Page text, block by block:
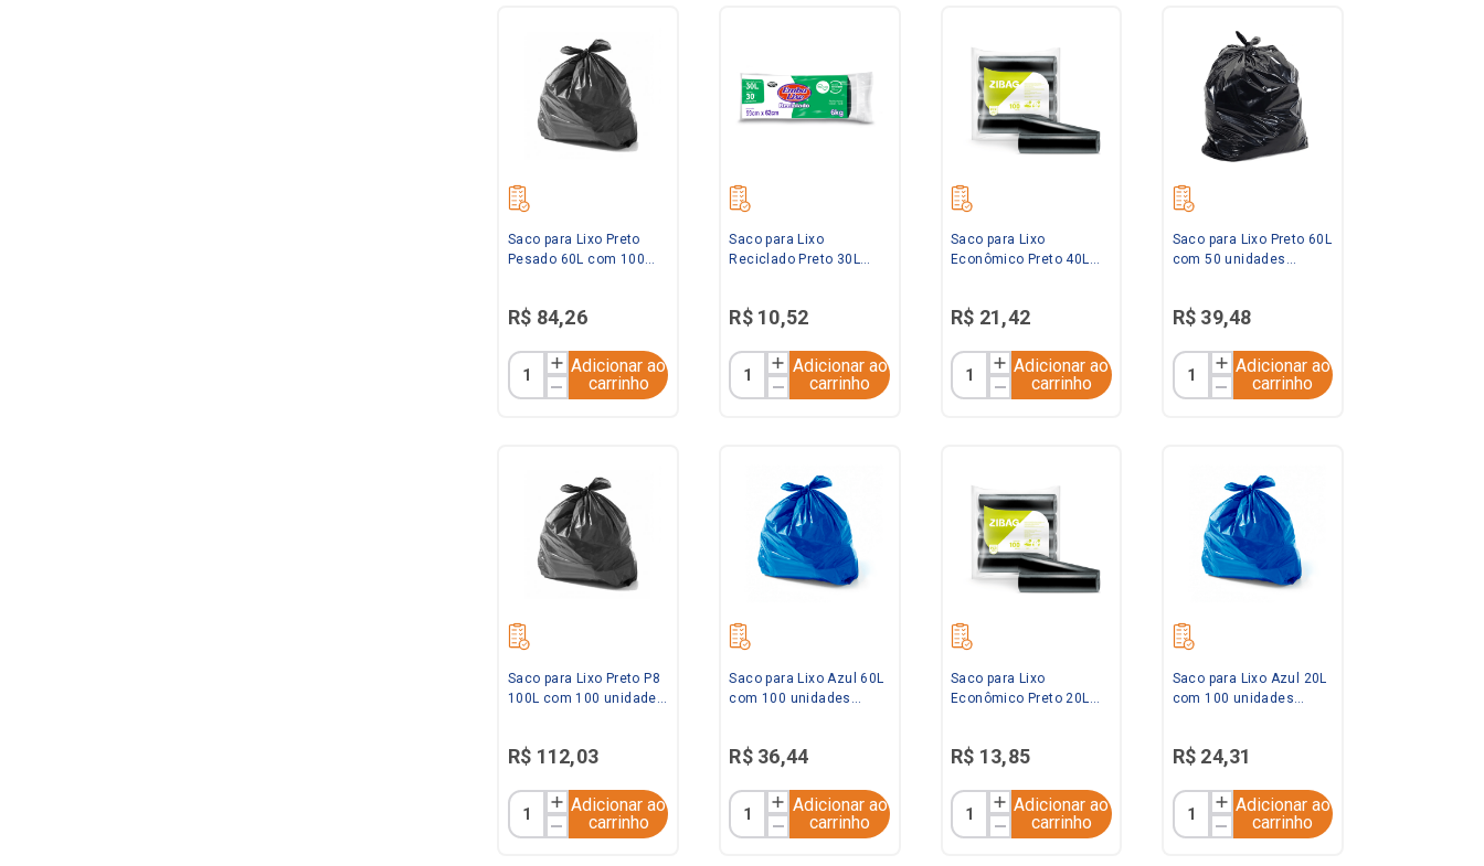
Saco para Lixo Preto
Pesado 60L com 100
R$ 84,26
Adicionar ao
carrinho
Saco para Lixo
Reciclado Preto 30L
R$ 10,52
Adicionar ao
carrinho
Saco para Lixo
Econômico Preto 40L
R$ 21,42
Adicionar ao
carrinho
Saco para Lixo Preto 60L
com 50 unidades
R$ 39,48
Adicionar ao
carrinho
Saco para Lixo Preto P8
100L com 100 unidades
R$ 112,03
Adicionar ao
carrinho
Saco para Lixo Azul 60L
com 100 unidades
R$ 36,44
Adicionar ao
carrinho
Saco para Lixo
Econômico Preto 20L
R$ 13,85
Adicionar ao
carrinho
Saco para Lixo Azul 20L
com 100 unidades
R$ 24,31
Adicionar ao
carrinho